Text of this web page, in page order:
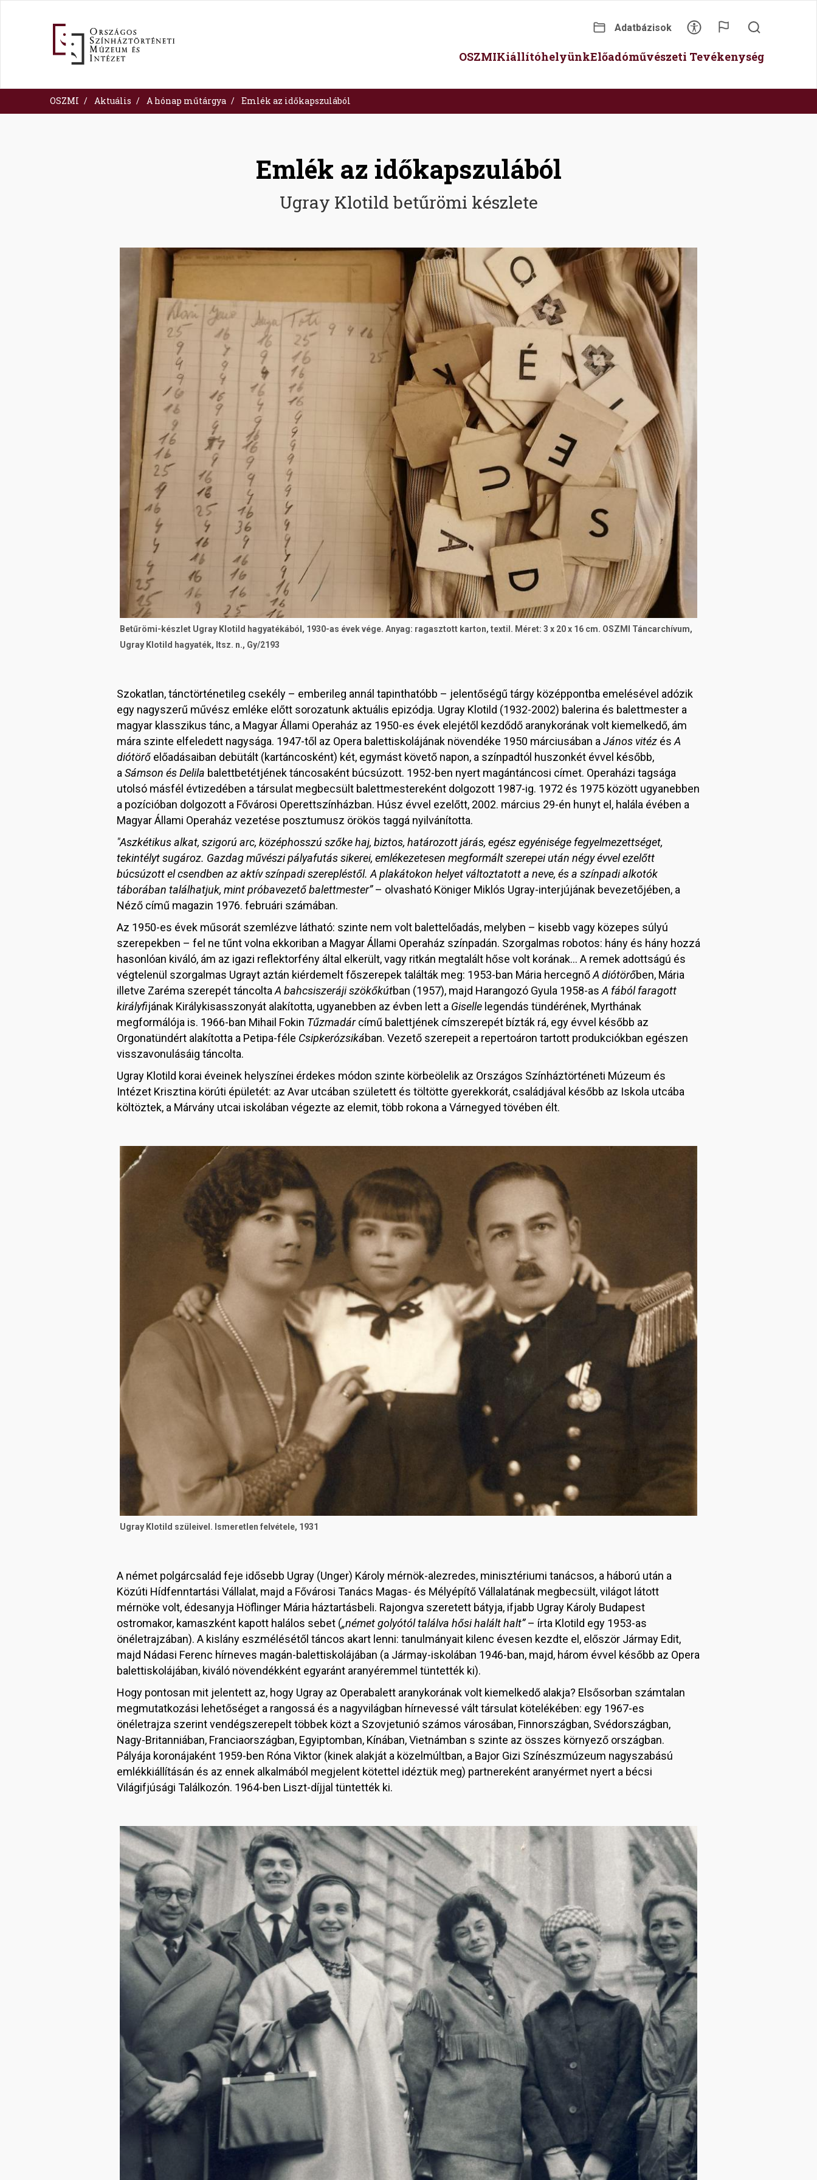
menu
Adatbázisok
Main
OSZMIKiállítóhelyünkElőadóművészeti Tevékenység
OSZMI Aktuális A hónap műtárgya Emlék az időkapszulából
Emlék az időkapszulából
Ugray Klotild betűrömi készlete
Betűrömi-készlet Ugray Klotild hagyatékából, 1930-as évek vége. Anyag: ragasztott karton, textil. Méret: 3 x 20 x 16 cm. OSZMI Táncarchívum,
Ugray Klotild hagyaték, ltsz. n., Gy/2193
Szokatlan, tánctörténetileg csekély – emberileg annál tapinthatóbb – jelentőségű tárgy középpontba emelésével adózik
egy nagyszerű művész emléke előtt sorozatunk aktuális epizódja. Ugray Klotild (1932-2002) balerina és balettmester a
magyar klasszikus tánc, a Magyar Állami Operaház az 1950-es évek elejétől kezdődő aranykorának volt kiemelkedő, ám
mára szinte elfeledett nagysága. 1947-től az Opera balettiskolájának növendéke 1950 márciusában a János vitéz és A
diótörő előadásaiban debütált (kartáncosként) két, egymást követő napon, a színpadtól huszonkét évvel később,
a Sámson és Delila balettbetétjének táncosaként búcsúzott. 1952-ben nyert magántáncosi címet. Operaházi tagsága
utolsó másfél évtizedében a társulat megbecsült balettmestereként dolgozott 1987-ig. 1972 és 1975 között ugyanebben
a pozícióban dolgozott a Fővárosi Operettszínházban. Húsz évvel ezelőtt, 2002. március 29-én hunyt el, halála évében a
Magyar Állami Operaház vezetése posztumusz örökös taggá nyilvánította.
"Aszkétikus alkat, szigorú arc, középhosszú szőke haj, biztos, határozott járás, egész egyénisége fegyelmezettséget,
tekintélyt sugároz. Gazdag művészi pályafutás sikerei, emlékezetesen megformált szerepei után négy évvel ezelőtt
búcsúzott el csendben az aktív színpadi szerepléstől. A plakátokon helyet változtatott a neve, és a színpadi alkotók
táborában találhatjuk, mint próbavezető balettmester”– olvasható Königer Miklós Ugray-interjújának bevezetőjében, a
Néző című magazin 1976. februári számában.
Az 1950-es évek műsorát szemlézve látható: szinte nem volt balettelőadás, melyben – kisebb vagy közepes súlyú
szerepekben – fel ne tűnt volna ekkoriban a Magyar Állami Operaház színpadán. Szorgalmas robotos: hány és hány hozzá
hasonlóan kiváló, ám az igazi reflektorfény által elkerült, vagy ritkán megtalált hőse volt korának… A remek adottságú és
végtelenül szorgalmas Ugrayt aztán kiérdemelt főszerepek találták meg: 1953-ban Mária hercegnőA diótörőben, Mária
illetve Zaréma szerepét táncolta A bahcsiszeráji szökőkútban (1957), majd Harangozó Gyula 1958-as A fából faragott
királyfijának Királykisasszonyát alakította, ugyanebben az évben lett a Giselle legendás tündérének, Myrthának
megformálója is. 1966-ban Mihail Fokin Tűzmadárcímű balettjének címszerepét bízták rá, egy évvel később az
Orgonatündért alakította a Petipa-féle Csipkerózsikában. Vezető szerepeit a repertoáron tartott produkciókban egészen
visszavonulásáig táncolta.
Ugray Klotild korai éveinek helyszínei érdekes módon szinte körbeölelik az Országos Színháztörténeti Múzeum és
Intézet Krisztina körúti épületét: az Avar utcában született és töltötte gyerekkorát, családjával később az Iskola utcába
költöztek, a Márvány utcai iskolában végezte az elemit, több rokona a Várnegyed tövében élt.
Ugray Klotild szüleivel. Ismeretlen felvétele, 1931
A német polgárcsalád feje idősebb Ugray (Unger) Károly mérnök-alezredes, minisztériumi tanácsos, a háború után a
Közúti Hídfenntartási Vállalat, majd a Fővárosi Tanács Magas- és Mélyépítő Vállalatának megbecsült, világot látott
mérnöke volt, édesanyja Höflinger Mária háztartásbeli. Rajongva szeretett bátyja, ifjabb Ugray Károly Budapest
ostromakor, kamaszként kapott halálos sebet („német golyótól találva hősi halált halt”– írta Klotild egy 1953-as
önéletrajzában). A kislány eszmélésétől táncos akart lenni: tanulmányait kilenc évesen kezdte el, először Jármay Edit,
majd Nádasi Ferenc hírneves magán-balettiskolájában (a Jármay-iskolában 1946-ban, majd, három évvel később az Opera
balettiskolájában, kiváló növendékként egyaránt aranyéremmel tüntették ki).
Hogy pontosan mit jelentett az, hogy Ugray az Operabalett aranykorának volt kiemelkedő alakja? Elsősorban számtalan
megmutatkozási lehetőséget a rangossá és a nagyvilágban hírnevessé vált társulat kötelékében: egy 1967-es
önéletrajza szerint vendégszerepelt többek közt a Szovjetunió számos városában, Finnországban, Svédországban,
Nagy-Britanniában, Franciaországban, Egyiptomban, Kínában, Vietnámban s szinte az összes környező országban.
Pályája koronájaként 1959-ben Róna Viktor (kinek alakját a közelmúltban, a Bajor Gizi Színészmúzeum nagyszabású
emlékkiállításán és az ennek alkalmából megjelent kötettel idéztük meg) partnereként aranyérmet nyert a bécsi
Világifjúsági Találkozón. 1964-ben Liszt-díjjal tüntették ki.